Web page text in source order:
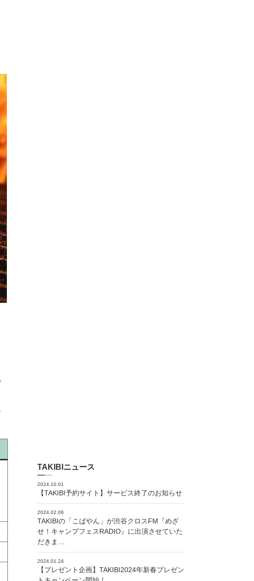
TAKIBIニュース
2024.10.01
【TAKIBI予約サイト】サービス終了のお知らせ
2024.02.06
TAKIBIの「こばやん」が渋谷クロスFM『めざ
せ！キャンプフェスRADIO』に出演させていた
だきま…
2024.01.24
【プレゼント企画】TAKIBI2024年新春プレゼン